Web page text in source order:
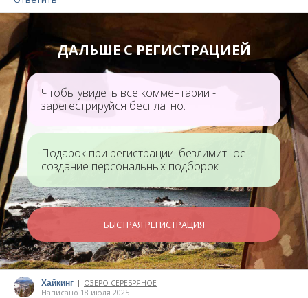
ДАЛЬШЕ С РЕГИСТРАЦИЕЙ
Чтобы увидеть все комментарии -
зарегестрируйся бесплатно.
Подарок при регистрации: безлимитное
создание персональных подборок
БЫСТРАЯ РЕГИСТРАЦИЯ
Хайкинг | ОЗЕРО СЕРЕБРЯНОЕ
Написано 18 июля 2025